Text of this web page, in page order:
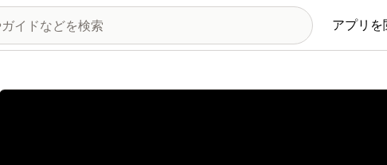
アプリを
集の画像ギャラリー